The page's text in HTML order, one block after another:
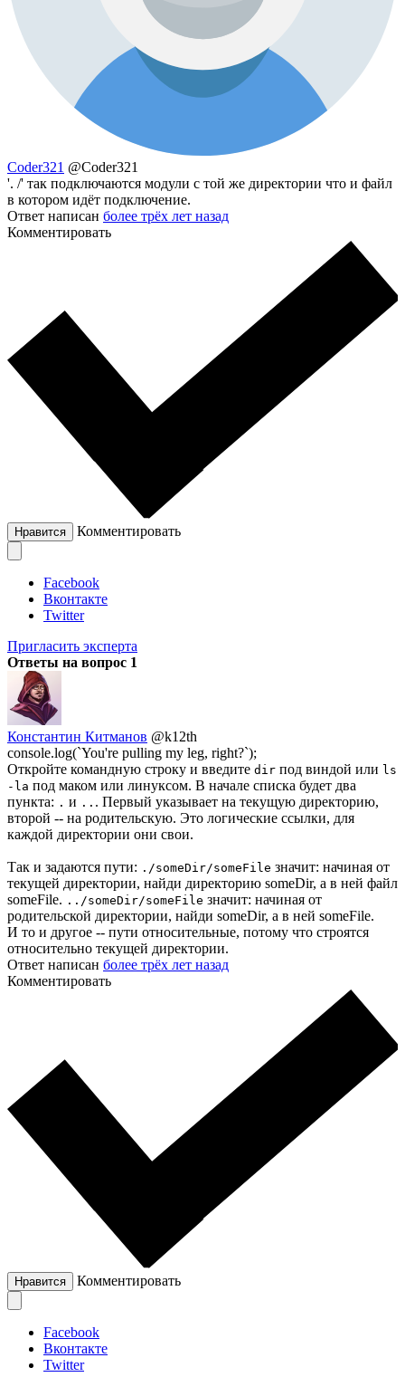
Coder321 @Coder321
'. /' так подключаются модули с той же директории что и файл
в котором идёт подключение.
Ответ написан более трёх лет назад
Комментировать
Нравится Комментировать
Facebook
Вконтакте
Twitter
Пригласить эксперта
Ответы на вопрос 1
Константин Китманов @k12th
console.log(`You're pulling my leg, right?`);
Откройте командную строку и введите dir под виндой или ls
-la под маком или линуксом. В начале списка будет два
пункта: . и .. . Первый указывает на текущую директорию,
второй -- на родительскую. Это логические ссылки, для
каждой директории они свои.
Так и задаются пути: ./someDir/someFile значит: начиная от
текущей директории, найди директорию someDir, а в ней файл
someFile. ../someDir/someFile значит: начиная от
родительской директории, найди someDir, а в ней someFile.
И то и другое -- пути относительные, потому что строятся
относительно текущей директории.
Ответ написан более трёх лет назад
Комментировать
Нравится Комментировать
Facebook
Вконтакте
Twitter